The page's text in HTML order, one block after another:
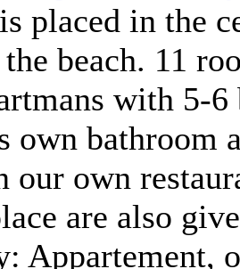
placed in the
beach. 11
with 5-
own bathroom
our own
are also
Appartement,